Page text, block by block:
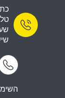
טלפון: 04-
שישי: 9:00-